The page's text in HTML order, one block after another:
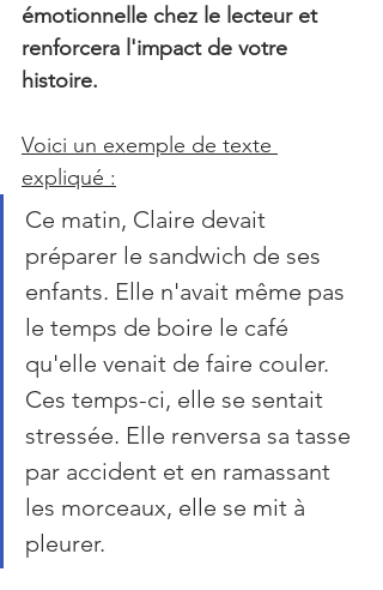
émotionnelle chez le lecteur et
renforcera l'impact de votre
histoire.
Voici un exemple de texte
expliqué :
Ce matin, Claire devait
préparer le sandwich de ses
enfants. Elle n'avait même pas
le temps de boire le café
qu'elle venait de faire couler.
Ces temps-ci, elle se sentait
stressée. Elle renversa sa tasse
par accident et en ramassant
les morceaux, elle se mit à
pleurer.